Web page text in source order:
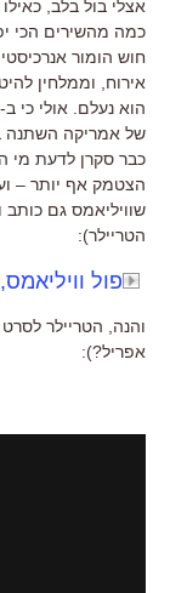
אצלי בול בלב,
כמה מהשירים הכי
חוש הומור
אירוח, וממלחין
של אמריקה השתנה
כבר סקרן לדעת מי
הצטמק אף יותר –
שוויליאמס גם
הטריילר):
פול
והנה, הטריילר
אפריל?):